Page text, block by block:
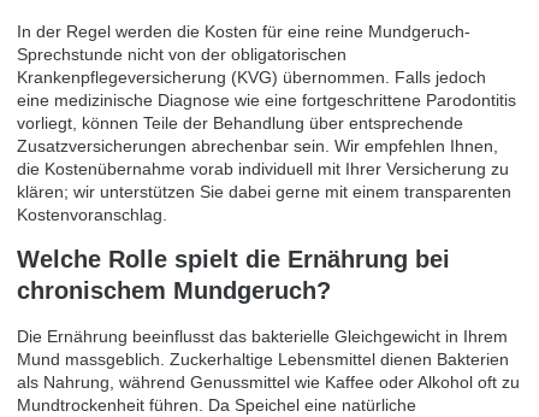
In der Regel werden die Kosten für eine reine Mundgeruch-
Sprechstunde nicht von der obligatorischen
Krankenpflegeversicherung (KVG) übernommen. Falls jedoch
eine medizinische Diagnose wie eine fortgeschrittene Parodontitis
vorliegt, können Teile der Behandlung über entsprechende
Zusatzversicherungen abrechenbar sein. Wir empfehlen Ihnen,
die Kostenübernahme vorab individuell mit Ihrer Versicherung zu
klären; wir unterstützen Sie dabei gerne mit einem transparenten
Kostenvoranschlag.
Welche Rolle spielt die Ernährung bei
chronischem Mundgeruch?
Die Ernährung beeinflusst das bakterielle Gleichgewicht in Ihrem
Mund massgeblich. Zuckerhaltige Lebensmittel dienen Bakterien
als Nahrung, während Genussmittel wie Kaffee oder Alkohol oft zu
Mundtrockenheit führen. Da Speichel eine natürliche